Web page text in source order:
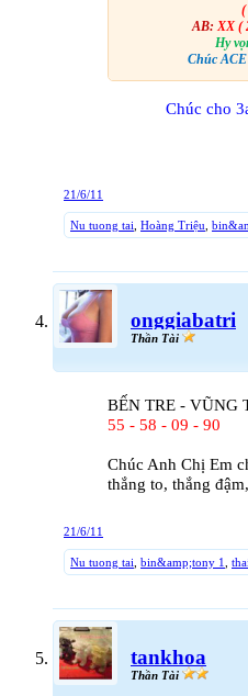
(
AB: XX (
Hy
Chúc
Chúc cho
21/6/11
Nu tuong tai Hoàng Triệu
onggiabatri
Thần Tài
BẾN TRE - VŨNG
55 - 58 - 09 - 90
Chúc Anh Chị Em
thắng to, thắng
21/6/11
Nu tuong tai bin&amp;tony 1
tankhoa
Thần Tài